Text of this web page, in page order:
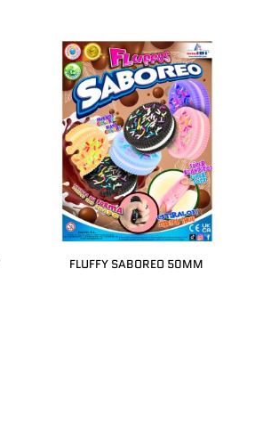
FLUFFY SABOREO 50MM